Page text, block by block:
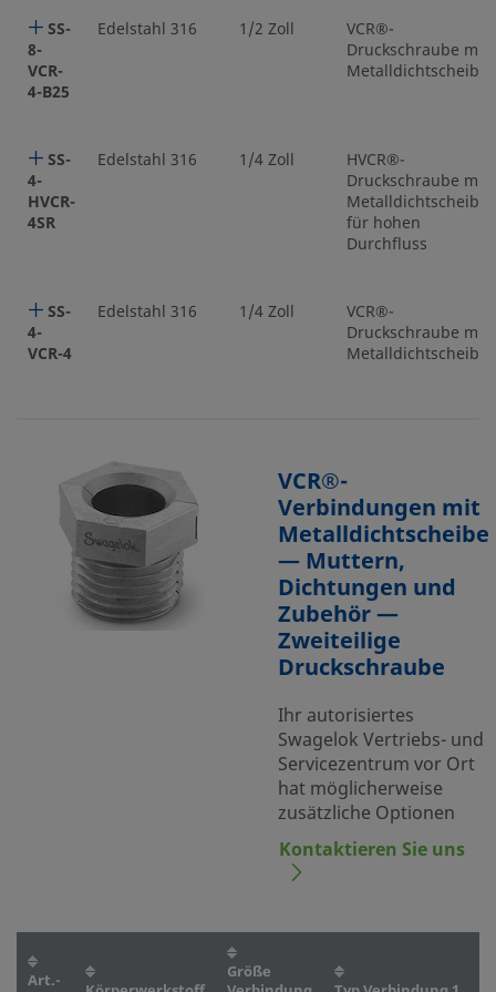
SS-
8-
VCR-
4-B25
Edelstahl 316 1/2 Zoll
VCR®-
Druckschraube mit
Metalldichtscheibe
SS-
4-
HVCR-
4SR
Edelstahl 316 1/4 Zoll
HVCR®-
Druckschraube mit
Metalldichtscheibe
für hohen
Durchfluss
SS-
4-
VCR-4
Edelstahl 316 1/4 Zoll
VCR®-
Druckschraube mit
Metalldichtscheibe
VCR®-
Verbindungen mit
Metalldichtscheibe
— Muttern,
Dichtungen und
Zubehör —
Zweiteilige
Druckschraube
Ihr autorisiertes
Swagelok Vertriebs- und
Servicezentrum vor Ort
hat möglicherweise
zusätzliche Optionen
Kontaktieren Sie uns
Art.-
Größe